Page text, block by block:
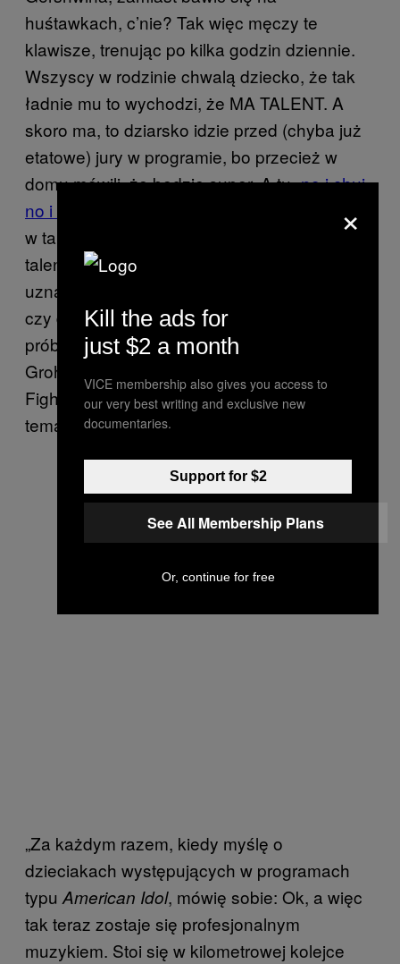
huśtawkach, c’nie? Tak więc męczy te
klawisze, trenując po kilka godzin dziennie.
Wszyscy w rodzinie chwalą dziecko, że tak
ładnie mu to wychodzi, że MA TALENT. A
skoro ma, to dziarsko idzie przed (chyba już
etatowe) jury w programie, bo przecież w
domu mówili, że będzie super. A tu „no i chuj,
no i cześć
w takim przypadku dziecko ma jeszcze
talent, skoro profesjonaliści show-biznesu
uznali inaczej? Powinno kontynuować nauki,
czy dostać kare od rodziców, że nie przeszło
próby? Przypominają się tu słowa Dave’a
Grohla, perkusisty Nirvany i lidera Foo
Fighters, który jasno wyraził swoje zdanie na
temat programów typu Talent-Show:
„Za każdym razem, kiedy myślę o
dzieciakach występujących w programach
typu American Idol, mówię sobie: Ok, a więc
tak teraz zostaje się profesjonalnym
muzykiem. Stoi się w kilometrowej kolejce
×
Kill the ads for
just $2 a month
VICE membership also gives you access to
our very best writing and exclusive new
documentaries.
Support for $2
See All Membership Plans
Or, continue for free